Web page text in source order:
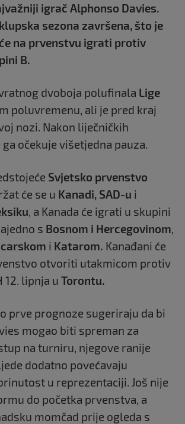
igrač Alphonso Davies.
sezona završena, što je
na prvenstvu igrati protiv
B.
dvoboja polufinala Lige
poluvremenu, ali je pred kraj
nozi. Nakon liječničkih
očekuje višetjedna pauza.
Svjetsko prvenstvo
će se u Kanadi, SAD-u i
, a Kanada će igrati u skupini
s Bosnom i Hercegovinom,
i Katarom. Kanađani će
otvoriti utakmicom protiv
12. lipnja u Torontu.
prve prognoze sugeriraju da bi
mogao biti spreman za
na turniru, njegove ranije
dodatno povećavaju
u reprezentaciji. Još nije
do početka prvenstva, a
momčad prije ogleda s